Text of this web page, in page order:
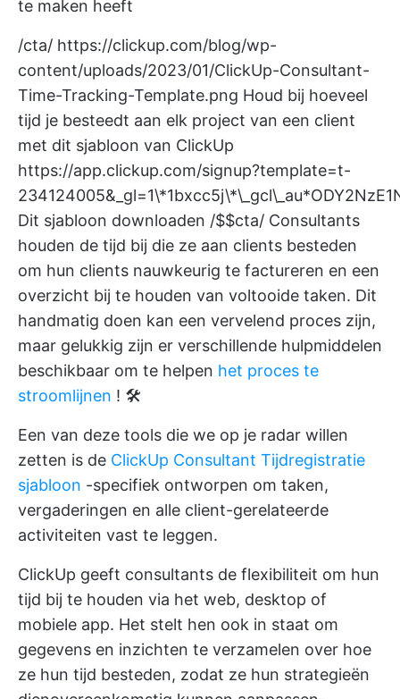
te maken heeft
/cta/ https://clickup.com/blog/wp-
content/uploads/2023/01/ClickUp-Consultant-
Time-Tracking-Template.png Houd bij hoeveel
tijd je besteedt aan elk project van een client
met dit sjabloon van ClickUp
https://app.clickup.com/signup?template=t-
Dit sjabloon downloaden /$$cta/ Consultants
houden de tijd bij die ze aan clients besteden
om hun clients nauwkeurig te factureren en een
overzicht bij te houden van voltooide taken. Dit
handmatig doen kan een vervelend proces zijn,
maar gelukkig zijn er verschillende hulpmiddelen
beschikbaar om te helpen het proces te
stroomlijnen ! 🛠
Een van deze tools die we op je radar willen
zetten is de ClickUp Consultant Tijdregistratie
sjabloon -specifiek ontworpen om taken,
vergaderingen en alle client-gerelateerde
activiteiten vast te leggen.
ClickUp geeft consultants de flexibiliteit om hun
tijd bij te houden via het web, desktop of
mobiele app. Het stelt hen ook in staat om
gegevens en inzichten te verzamelen over hoe
ze hun tijd besteden, zodat ze hun strategieën